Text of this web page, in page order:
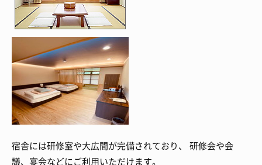
宿舎には研修室や大広間が完備されており、 研修会や会
議、宴会などにご利用いただけます。